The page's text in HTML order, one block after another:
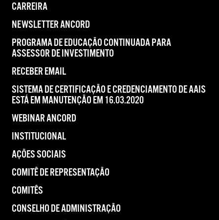
CARREIRA
NEWSLETTER ANCORD
PROGRAMA DE EDUCAÇÃO CONTINUADA PARA
ASSESSOR DE INVESTIMENTO
RECEBER EMAIL
SISTEMA DE CERTIFICAÇÃO E CREDENCIAMENTO DE AAIS
ESTÁ EM MANUTENÇÃO EM 16.03.2020
WEBINAR ANCORD
INSTITUCIONAL
AÇÕES SOCIAIS
COMITÊ DE REPRESENTAÇÃO
COMITÊS
CONSELHO DE ADMINISTRAÇÃO